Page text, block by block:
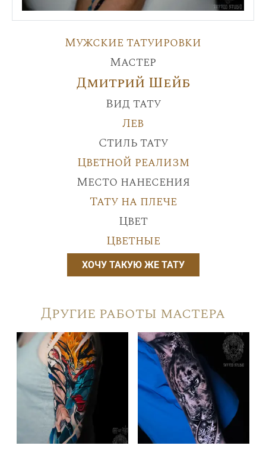
Мужские татуировки
Мастер
Дмитрий Шейб
Вид тату
Лев
Стиль тату
Цветной реализм
Место нанесения
Тату на плече
Цвет
Цветные
ХОЧУ ТАКУЮ ЖЕ ТАТУ
Другие работы мастера